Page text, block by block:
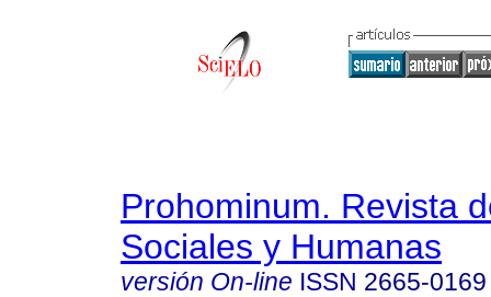
Prohominum. Revista
Sociales y Humanas
versión On-line ISSN 2665-0169